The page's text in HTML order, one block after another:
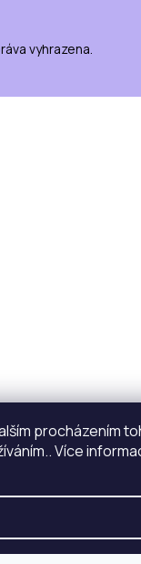
procházením
Více
vyhrazena.